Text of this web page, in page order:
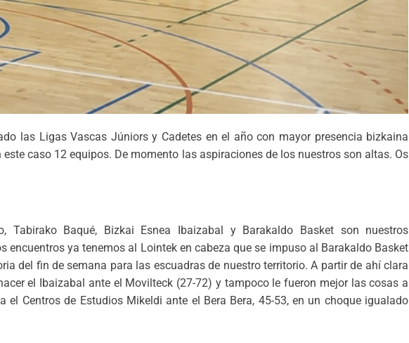
las Ligas Vascas Júniors y Cadetes en el año con mayor presencia bizkaina
caso 12 equipos. De momento las aspiraciones de los nuestros son altas. Os
Tabirako Baqué, Bizkai Esnea Ibaizabal y Barakaldo Basket son nuestros
encuentros ya tenemos al Lointek en cabeza que se impuso al Barakaldo Basket
del fin de semana para las escuadras de nuestro territorio. A partir de ahí clara
el Ibaizabal ante el Movilteck (27-72) y tampoco le fueron mejor las cosas a
Centros de Estudios Mikeldi ante el Bera Bera, 45-53, en un choque igualado